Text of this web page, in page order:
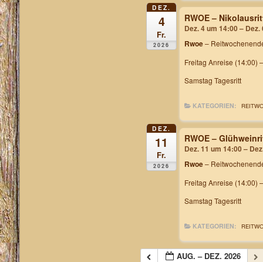
DEZ.
4
Fr.
2026
RWOE –
Dez. 4 um 14:00 –
Rwoe–
Freitag Anreise (14:00)
Samstag Tagesritt
KATEGORIEN:
DEZ.
11
Fr.
2026
RWOE –
Dez. 11 um 14:00 –
Rwoe–
Freitag Anreise (14:00)
Samstag Tagesritt
KATEGORIEN:
AUG. – DEZ. 2026